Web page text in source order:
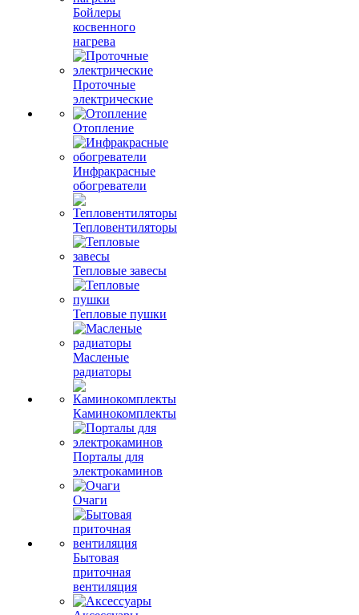
Бойлеры
косвенного
нагрева
Проточные
электрические
Отопление
Инфракрасные
обогреватели
Тепловентиляторы
Тепловые завесы
Тепловые пушки
Масленые
радиаторы
Каминокомплекты
Порталы для
электрокаминов
Очаги
Бытовая
приточная
вентиляция